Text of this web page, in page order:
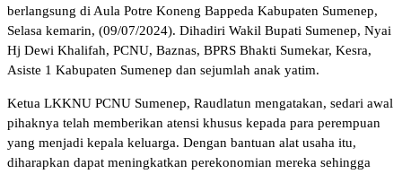
berlangsung di Aula Potre Koneng Bappeda Kabupaten Sumenep,
Selasa kemarin, (09/07/2024). Dihadiri Wakil Bupati Sumenep, Nyai
Hj Dewi Khalifah, PCNU, Baznas, BPRS Bhakti Sumekar, Kesra,
Asiste 1 Kabupaten Sumenep dan sejumlah anak yatim.
Ketua LKKNU PCNU Sumenep, Raudlatun mengatakan, sedari awal
pihaknya telah memberikan atensi khusus kepada para perempuan
yang menjadi kepala keluarga. Dengan bantuan alat usaha itu,
diharapkan dapat meningkatkan perekonomian mereka sehingga